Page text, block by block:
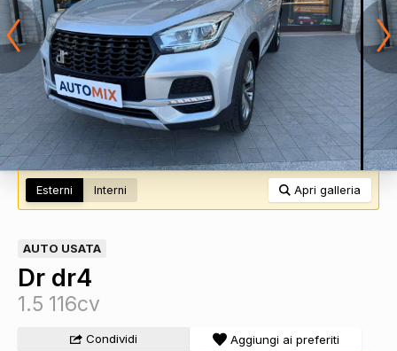
Esterni Interni Apri galleria
AUTO USATA
Dr dr4
1.5 116cv
Condividi Aggiungi ai preferiti